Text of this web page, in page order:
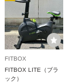
FITBOX
FITBOX LITE（ブラ
ック）